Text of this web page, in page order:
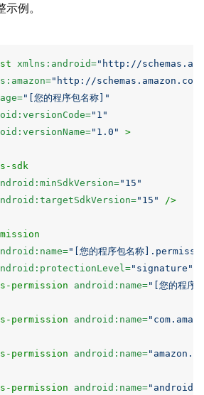
例。
xmlns:android="http://
"http://
"[您的程序包名称]"
"1"
"1.0" >
sdk
"15"
"15" />
"[您的程序包名称
"signature"
permission
android:name="[您的程序
permission android:name=
permission android:name=
permission android:name=